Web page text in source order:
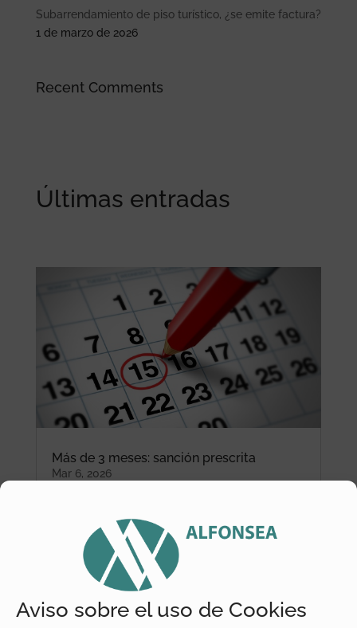
Aviso sobre el uso de Cookies
Subarrendamiento de piso turístico, ¿se emite factura?
1 de marzo de 2026
Recent Comments
Últimas entradas
Más de 3 meses: sanción prescrita
Mar 6, 2026